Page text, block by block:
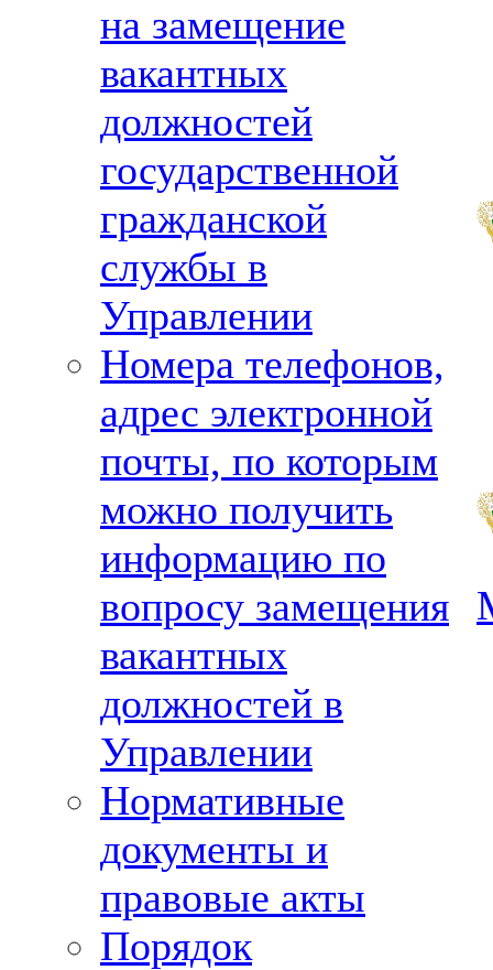
на замещение
вакантных
должностей
государственной
гражданской
службы в
Управлении
Номера телефонов,
адрес электронной
почты, по которым
можно получить
информацию по
вопросу замещения
вакантных
должностей в
Управлении
Нормативные
документы и
правовые акты
Порядок